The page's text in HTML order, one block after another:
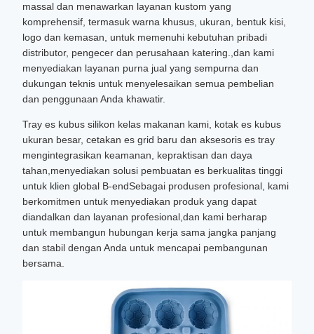
massal dan menawarkan layanan kustom yang
komprehensif, termasuk warna khusus, ukuran, bentuk kisi,
logo dan kemasan, untuk memenuhi kebutuhan pribadi
distributor, pengecer dan perusahaan katering.,dan kami
menyediakan layanan purna jual yang sempurna dan
dukungan teknis untuk menyelesaikan semua pembelian
dan penggunaan Anda khawatir.
Tray es kubus silikon kelas makanan kami, kotak es kubus
ukuran besar, cetakan es grid baru dan aksesoris es tray
mengintegrasikan keamanan, kepraktisan dan daya
tahan,menyediakan solusi pembuatan es berkualitas tinggi
untuk klien global B-endSebagai produsen profesional, kami
berkomitmen untuk menyediakan produk yang dapat
diandalkan dan layanan profesional,dan kami berharap
untuk membangun hubungan kerja sama jangka panjang
dan stabil dengan Anda untuk mencapai pembangunan
bersama.